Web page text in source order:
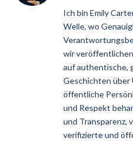
Ich bin Emily
Welle, wo
wir
auf authentische,
Geschichten
öffentliche
und Respekt
und Transparenz,
verifizierte und